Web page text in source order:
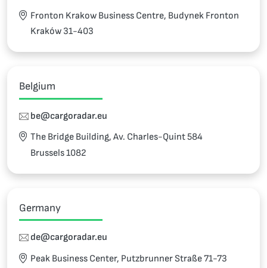
Fronton Krakow Business Centre, Budynek Fronton
Kraków 31-403
Belgium
be@cargoradar.eu
The Bridge Building, Av. Charles-Quint 584
Brussels 1082
Germany
de@cargoradar.eu
Peak Business Center, Putzbrunner Straße 71-73